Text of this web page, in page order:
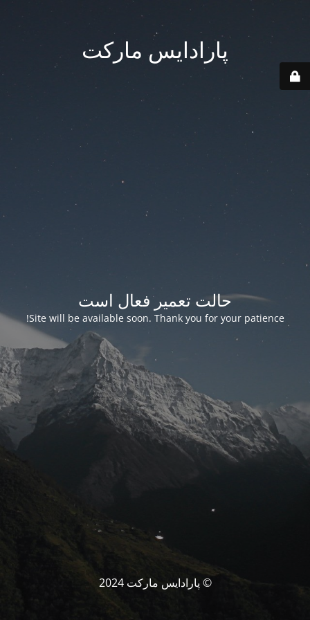
پارادایس مارکت
حالت تعمیر فعال است
Site will be available soon. Thank you for your patience!
© پارادایس مارکت 2024